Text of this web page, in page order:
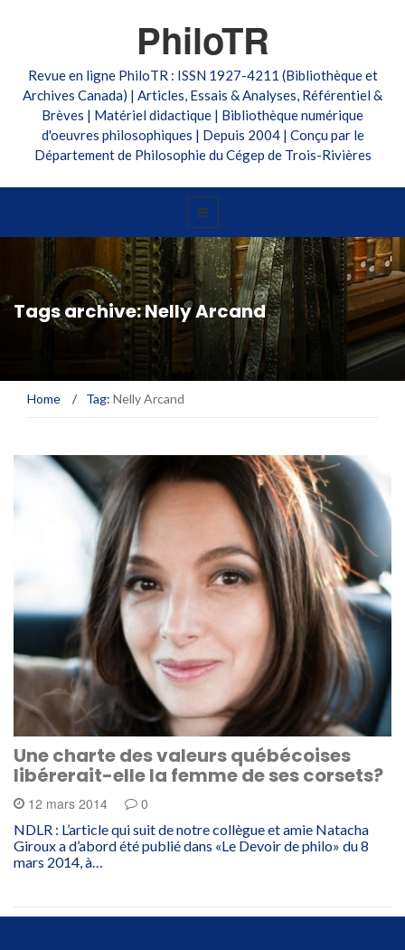
PhiloTR
Revue en ligne PhiloTR : ISSN 1927-4211 (Bibliothèque et
Archives Canada) | Articles, Essais & Analyses, Référentiel &
Brèves | Matériel didactique | Bibliothèque numérique
d'oeuvres philosophiques | Depuis 2004 | Conçu par le
Département de Philosophie du Cégep de Trois-Rivières
Tags archive: Nelly Arcand
Home / Tag: Nelly Arcand
Une charte des valeurs québécoises
libérerait-elle la femme de ses corsets?
12 mars 2014 0
NDLR : L’article qui suit de notre collègue et amie Natacha
Giroux a d’abord été publié dans «Le Devoir de philo» du 8
mars 2014, à…